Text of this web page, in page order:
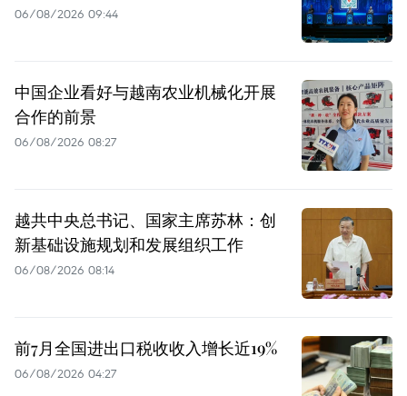
06/08/2026 09:44
中国企业看好与越南农业机械化开展
合作的前景
06/08/2026 08:27
越共中央总书记、国家主席苏林：创
新基础设施规划和发展组织工作
06/08/2026 08:14
前7月全国进出口税收收入增长近19%
06/08/2026 04:27